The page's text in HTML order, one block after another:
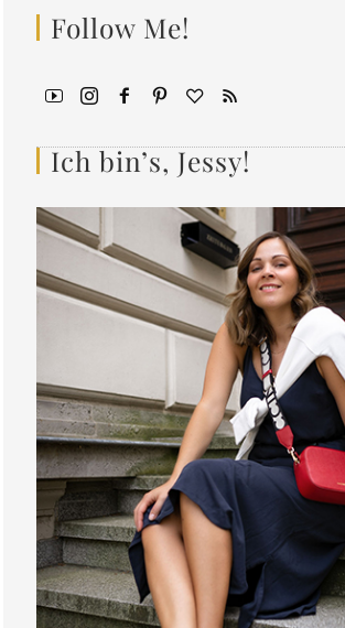
Follow Me!
Ich bin’s, Jessy!